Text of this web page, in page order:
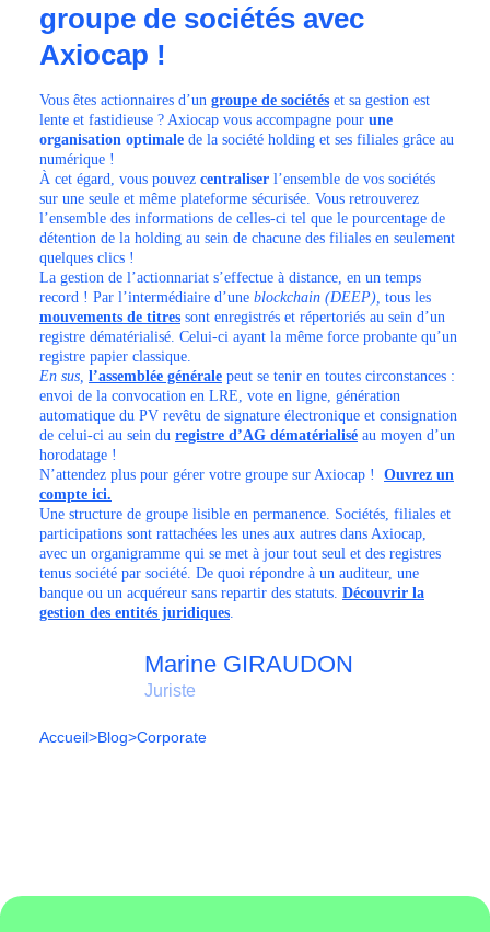
groupe de sociétés avec
Axiocap !
Vous êtes actionnaires d’un groupe de sociétés et sa gestion est
lente et fastidieuse ? Axiocap vous accompagne pour une
organisation optimale de la société holding et ses filiales grâce au
numérique !
À cet égard, vous pouvez centraliser l’ensemble de vos sociétés
sur une seule et même plateforme sécurisée. Vous retrouverez
l’ensemble des informations de celles-ci tel que le pourcentage de
détention de la holding au sein de chacune des filiales en seulement
quelques clics !
La gestion de l’actionnariat s’effectue à distance, en un temps
record ! Par l’intermédiaire d’une blockchain (DEEP), tous les
mouvements de titres sont enregistrés et répertoriés au sein d’un
registre dématérialisé. Celui-ci ayant la même force probante qu’un
registre papier classique.
En sus, l’assemblée générale peut se tenir en toutes circonstances :
envoi de la convocation en LRE, vote en ligne, génération
automatique du PV revêtu de signature électronique et consignation
de celui-ci au sein du registre d’AG dématérialisé au moyen d’un
horodatage !
N’attendez plus pour gérer votre groupe sur Axiocap ! Ouvrez un
compte ici.
Une structure de groupe lisible en permanence. Sociétés, filiales et
participations sont rattachées les unes aux autres dans Axiocap,
avec un organigramme qui se met à jour tout seul et des registres
tenus société par société. De quoi répondre à un auditeur, une
banque ou un acquéreur sans repartir des statuts. Découvrir la
gestion des entités juridiques
Marine GIRAUDON
Juriste
Accueil>Blog>Corporate